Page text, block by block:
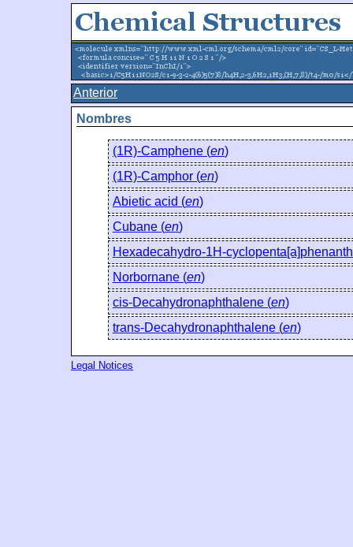
Anterior
Nombres
(1R)-Camphene (en)
(1R)-Camphor (en)
Abietic acid (en)
Cubane (en)
Hexadecahydro-1H-
Norbornane (en)
cis-Decahydronaphthalene (en)
trans-Decahydronaphthalene (en)
Legal Notices